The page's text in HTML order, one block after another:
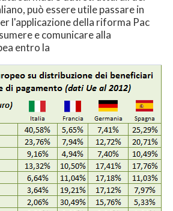
può essere utile passare in
l'applicazione della riforma Pac
e comunicare alla
entro la